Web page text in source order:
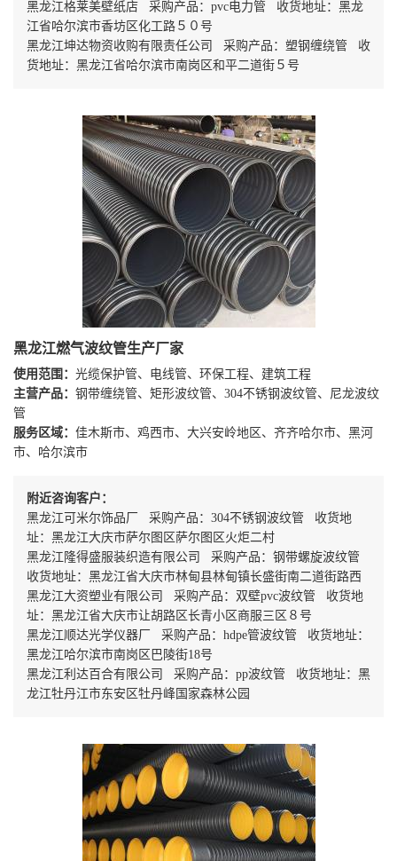
黑龙江格莱美壁纸店 采购产品：pvc电力管 收货地址：黑龙
江省哈尔滨市香坊区化工路５０号
黑龙江坤达物资收购有限责任公司 采购产品：塑钢缠绕管 收
货地址：黑龙江省哈尔滨市南岗区和平二道街５号
黑龙江燃气波纹管生产厂家
使用范围： 光缆保护管、电线管、环保工程、建筑工程
主营产品： 钢带缠绕管、矩形波纹管、304不锈钢波纹管、尼龙波纹
管
服务区域： 佳木斯市、鸡西市、大兴安岭地区、齐齐哈尔市、黑河
市、哈尔滨市
附近咨询客户：
黑龙江可米尔饰品厂 采购产品：304不锈钢波纹管 收货地
址：黑龙江大庆市萨尔图区萨尔图区火炬二村
黑龙江隆得盛服装织造有限公司 采购产品：钢带螺旋波纹管
收货地址：黑龙江省大庆市林甸县林甸镇长盛街南二道街路西
黑龙江大资塑业有限公司 采购产品：双壁pvc波纹管 收货地
址：黑龙江省大庆市让胡路区长青小区商服三区８号
黑龙江顺达光学仪器厂 采购产品：hdpe管波纹管 收货地址：
黑龙江哈尔滨市南岗区巴陵街18号
黑龙江利达百合有限公司 采购产品：pp波纹管 收货地址：黑
龙江牡丹江市东安区牡丹峰国家森林公园